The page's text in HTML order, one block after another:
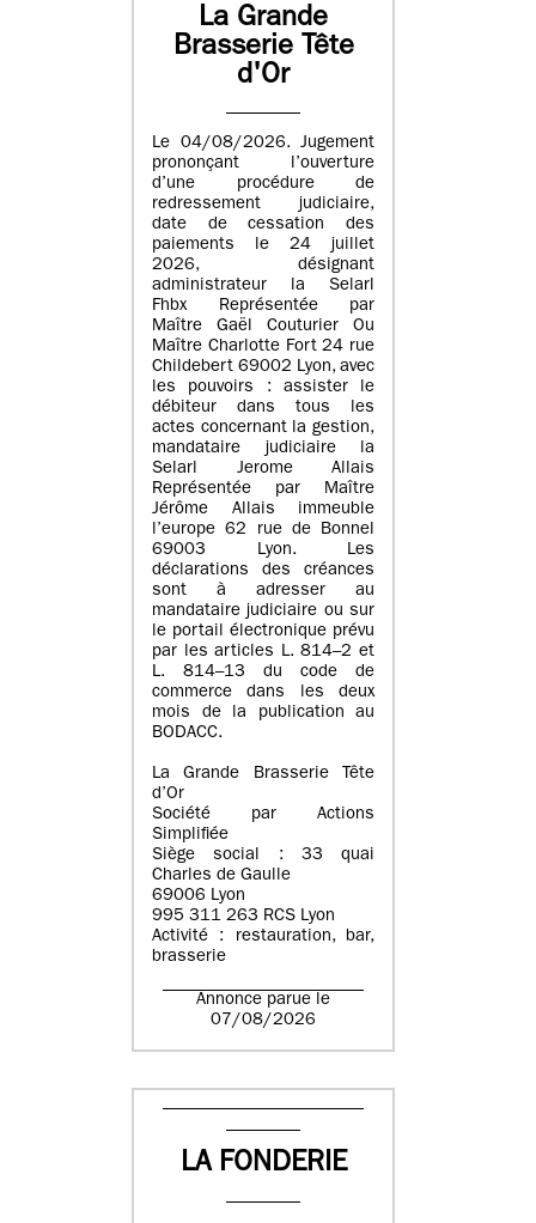
La Grande
Brasserie Tête
d'Or
Le 04/08/2026. Jugement
prononçant l’ouverture
d’une procédure de
redressement judiciaire,
date de cessation des
paiements le 24 juillet
2026, désignant
administrateur la Selarl
Fhbx Représentée par
Maître Gaël Couturier Ou
Maître Charlotte Fort 24 rue
Childebert 69002 Lyon, avec
les pouvoirs : assister le
débiteur dans tous les
actes concernant la gestion,
mandataire judiciaire la
Selarl Jerome Allais
Représentée par Maître
Jérôme Allais immeuble
l’europe 62 rue de Bonnel
69003 Lyon. Les
déclarations des créances
sont à adresser au
mandataire judiciaire ou sur
le portail électronique prévu
par les articles L. 814–2 et
L. 814–13 du code de
commerce dans les deux
mois de la publication au
BODACC.
La Grande Brasserie Tête
d’Or
Société par Actions
Simplifiée
Siège social : 33 quai
Charles de Gaulle
69006 Lyon
995 311 263 RCS Lyon
Activité : restauration, bar,
brasserie
Annonce parue le
07/08/2026
LA FONDERIE